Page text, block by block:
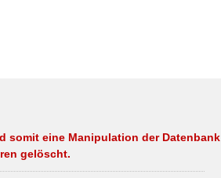
somit eine Manipulation der Datenbank
gelöscht.